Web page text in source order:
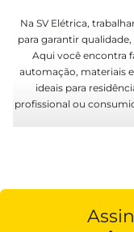
Na SV Elétrica,
para garantir
Aqui você encontra
automação, materiais
ideais para
profissional ou